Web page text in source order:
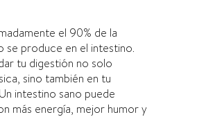
el 90% de la
se produce en el intestino.
tu digestión no solo
sino también en tu
intestino sano puede
más energía, mejor humor y